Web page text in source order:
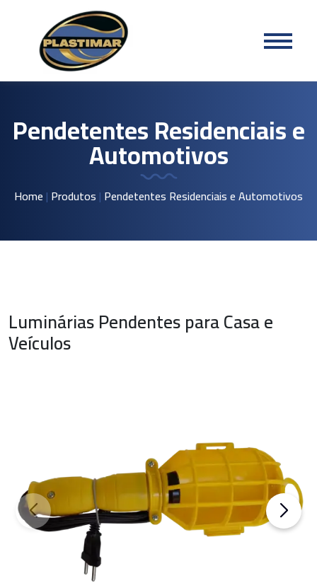
Pendetentes Residenciais e
Automotivos
Home | Produtos | Pendetentes Residenciais e Automotivos
Luminárias Pendentes para Casa e
Veículos